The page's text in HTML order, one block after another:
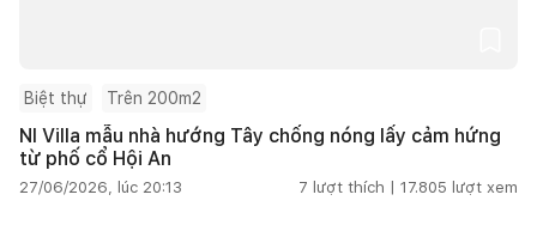
Biệt thự Trên 200m2
NI Villa mẫu nhà hướng Tây chống nóng lấy cảm hứng
từ phố cổ Hội An
27/06/2026, lúc 20:13 7 lượt thích | 17.805 lượt xem